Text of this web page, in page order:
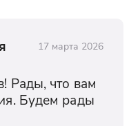
17 марта 2026
Рады, что вам
Будем рады